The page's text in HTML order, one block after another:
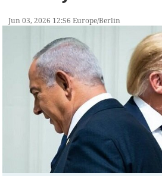
Jun 03, 2026 12:56 Europe/Berlin